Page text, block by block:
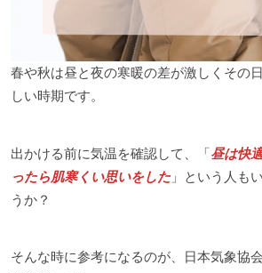
春や秋は昼と夜の寒暖の差が激しくその
しい時期です。
出かける前に気温を確認して、「昼は快
ったら肌寒くい思いをした」という人も
うか？
そんな時に参考になるのが、日本気象協